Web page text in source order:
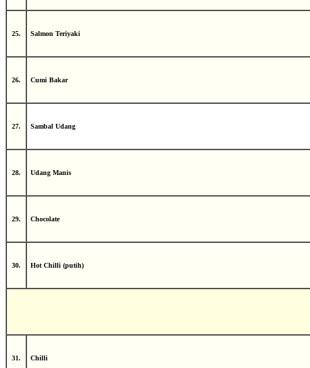
25. Salmon Teriyaki
26. Cumi Bakar
27. Sambal Udang
28. Udang Manis
29. Chocolate
30. Hot Chilli (putih)
31. Chilli